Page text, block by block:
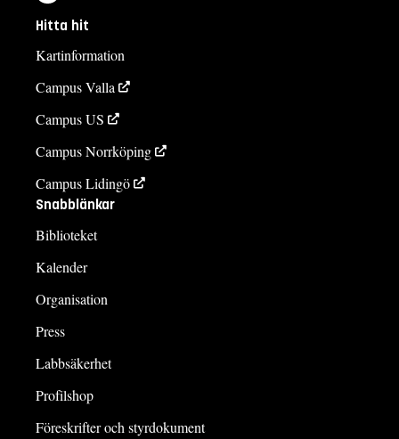
Hitta hit
Kartinformation
Campus Valla
Campus US
Campus Norrköping
Campus Lidingö
Snabblänkar
Biblioteket
Kalender
Organisation
Press
Labbsäkerhet
Profilshop
Föreskrifter och styrdokument